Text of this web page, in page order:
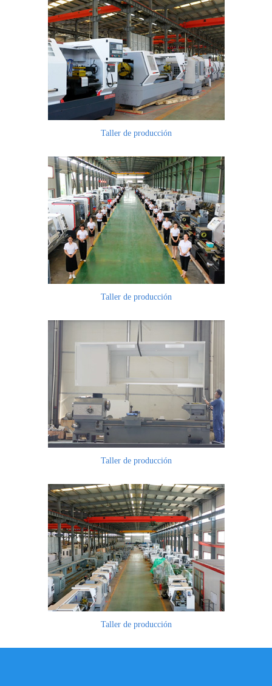
Taller de producción
Taller de producción
Taller de producción
Taller de producción